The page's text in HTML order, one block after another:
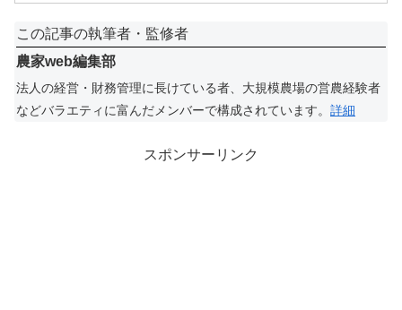
この記事の執筆者・監修者
農家web編集部
法人の経営・財務管理に長けている者、大規模農場の営農経験者
などバラエティに富んだメンバーで構成されています。 詳細
スポンサーリンク